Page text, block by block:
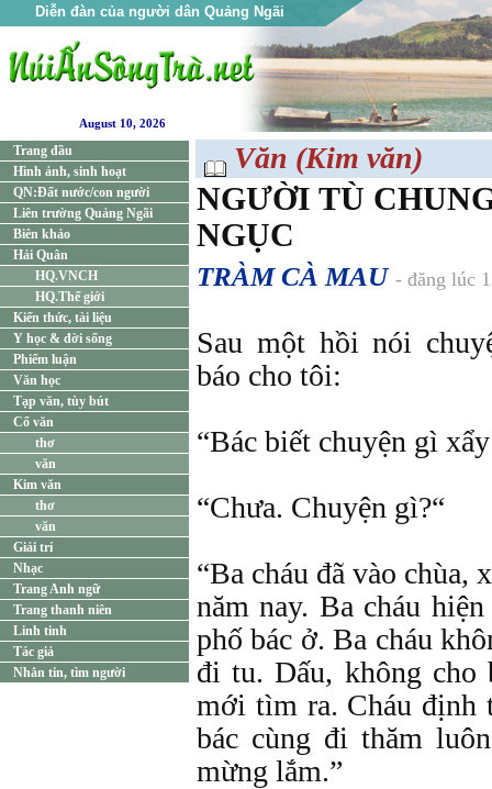
Diễn đàn của người dân Quảng Ngãi
August 10, 2026
Trang đầu
Hình ảnh, sinh hoạt
QN:Đất nước/con người
Liên trường Quảng Ngãi
Biên khảo
Hải Quân
HQ.VNCH
HQ.Thế giới
Kiến thức, tài liệu
Y học & đời sống
Phiếm luận
Văn học
Tạp văn, tùy bút
Cổ văn
thơ
văn
Kim văn
thơ
văn
Giải trí
Nhạc
Trang Anh ngữ
Trang thanh niên
Linh tinh
Tác giả
Nhắn tin, tìm người
Văn (Kim văn)
NGƯỜI TÙ
NGỤC
TRÀM CÀ MAU - đăng lúc
Sau một hồi nói
báo cho tôi:
“Bác biết chuyện gì
“Chưa. Chuyện gì?“
“Ba cháu đã vào
năm nay. Ba cháu
phố bác ở. Ba cháu
đi tu. Dấu, không cho
mới tìm ra. Cháu định
bác cùng đi thăm
mừng lắm.”